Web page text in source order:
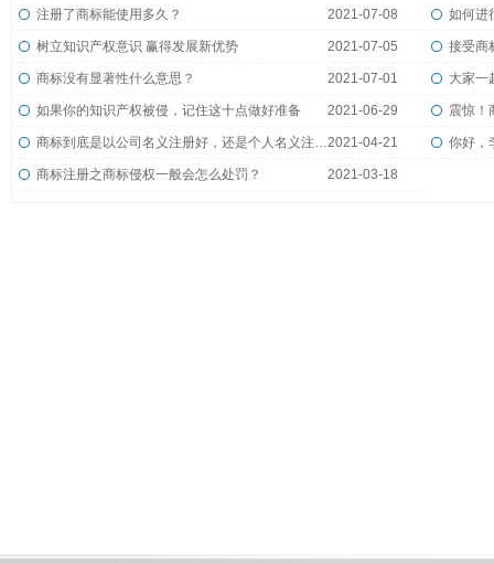
注册了商标能使用多久？ 2021-07-08 如何进
树立知识产权意识 赢得发展新优势 2021-07-05 接受商
商标没有显著性什么意思？ 2021-07-01 大家一
如果你的知识产权被侵，记住这十点做好准备 2021-06-29 震惊！
商标到底是以公司名义注册好，还是个人名义注册好？2021-04-21
商标注册之商标侵权一般会怎么处罚？ 2021-03-18